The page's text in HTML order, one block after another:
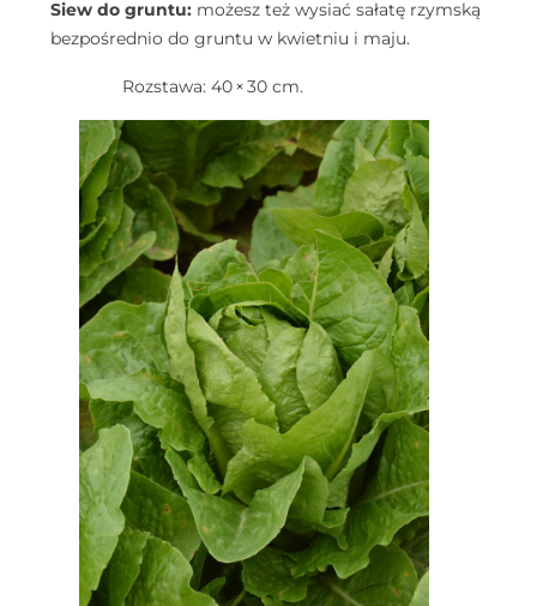
Siew do gruntu: możesz też wysiać sałatę rzymską
bezpośrednio do gruntu w kwietniu i maju.
Rozstawa: 40 × 30 cm.